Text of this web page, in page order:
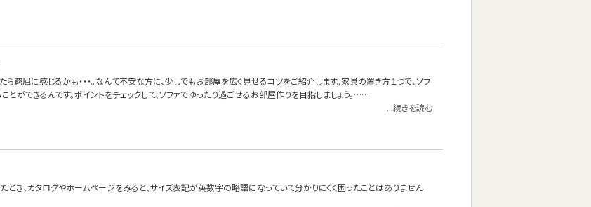
ら窮屈に感じるかも・・・。なんて不安な方に、少しでもお部屋を広く見せるコツをご紹介します。家具の置き方１つで、ソフ
とができるんです。ポイントをチェックして、ソファでゆったり過ごせるお部屋作りを目指しましょう。……
...続きを読む
とき、カタログやホームページをみると、サイズ表記が英数字の略語になっていて分かりにくく困ったことはありません